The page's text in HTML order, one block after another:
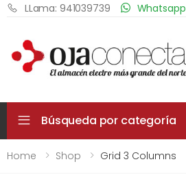
LLama: 941039739 Whatsapp
Búsqueda por categoría
Home Shop Grid 3 Columns